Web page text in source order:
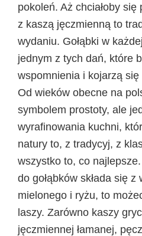
pokoleń. Aż chciałoby się
z kaszą jęczmienną to
wydaniu. Gołąbki w
jednym z tych dań, które
wspomnienia i kojarzą się
Od wieków obecne na
symbolem prostoty, ale
wyrafinowania kuchni,
natury to, z tradycyj, z
wszystko to, co
do gołąbków składa się
mielonego i ryżu, to
laszy. Zarówno kaszy
jęczmiennej łamanej,